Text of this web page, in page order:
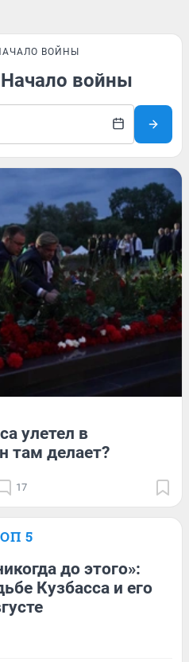
ВОЙНЫ
Начало войны
улетел в
там делает?
17
5
до этого»:
Кузбасса и его